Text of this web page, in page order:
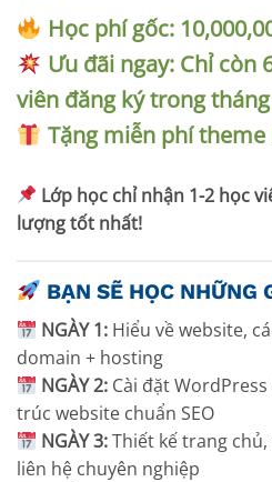
Học phí gốc:
Ưu đãi ngay: Chỉ còn
viên đăng ký trong
Tặng miễn phí
Lớp học chỉ nhận 1-2 học
lượng tốt nhất!
BẠN SẼ HỌC NHỮNG
NGÀY 1: Hiểu về website,
domain + hosting
NGÀY 2: Cài đặt
trúc website chuẩn SEO
NGÀY 3:Thiết kế trang
liên hệ chuyên nghiệp